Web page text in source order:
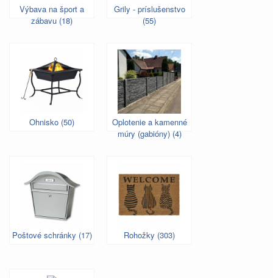
Výbava na šport a
zábavu (18)
Grily - príslušenstvo
(55)
Ohnisko (50)
Oplotenie a kamenné
múry (gabióny) (4)
Poštové schránky (17) Rohožky (303)